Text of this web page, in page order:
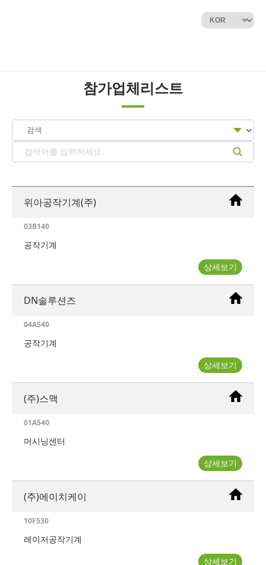
참가업체리스트
위아공작기계(주)
03B140
공작기계
상세보기
DN솔루션즈
04A540
공작기계
상세보기
(주)스맥
01A540
머시닝센터
상세보기
(주)에이치케이
10F530
레이저공작기계
상세보기